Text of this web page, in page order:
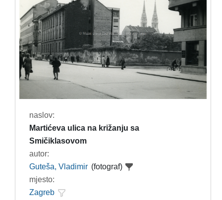
naslov:
Martićeva ulica na križanju sa
Smičiklasovom
autor:
Guteša, Vladimir (fotograf)
mjesto:
Zagreb